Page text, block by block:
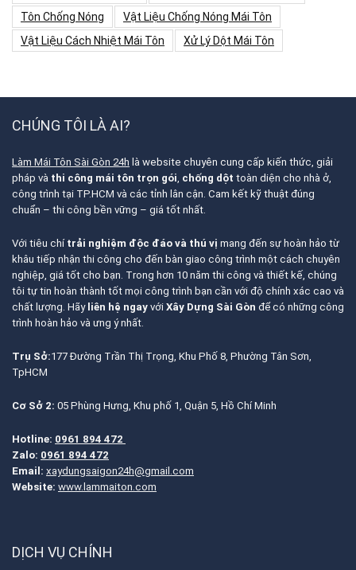
Tôn Chống Nóng
Vật Liệu Chống Nóng Mái Tôn
Vật Liệu Cách Nhiệt Mái Tôn
Xử Lý Dột Mái Tôn
CHÚNG TÔI LÀ AI?
Làm Mái Tôn Sài Gòn 24h là website chuyên cung cấp kiến thức, giải
pháp và thi công mái tôn trọn gói, chống dột toàn diện cho nhà ở,
công trình tại TP.HCM và các tỉnh lân cận. Cam kết kỹ thuật đúng
chuẩn – thi công bền vững – giá tốt nhất.
Với tiêu chí trải nghiệm độc đáo và thú vị mang đến sự hoàn hảo từ
khâu tiếp nhận thi công cho đến bàn giao công trình một cách chuyên
nghiệp, giá tốt cho bạn. Trong hơn 10 năm thi công và thiết kế, chúng
tôi tự tin hoàn thành tốt mọi công trình bạn cần với độ chính xác cao và
chất lượng. Hãy liên hệ ngay với Xây Dựng Sài Gòn để có những công
trình hoàn hảo và ưng ý nhất.
Trụ Sở:177 Đường Trần Thị Trọng, Khu Phố 8, Phường Tân Sơn,
TpHCM
Cơ Sở 2: 05 Phùng Hưng, Khu phố 1, Quận 5, Hồ Chí Minh
Hotline: 0961 894 472
Zalo: 0961 894 472
Email: xaydungsaigon24h@gmail.com
Website: www.lammaiton.com
DỊCH VỤ CHÍNH